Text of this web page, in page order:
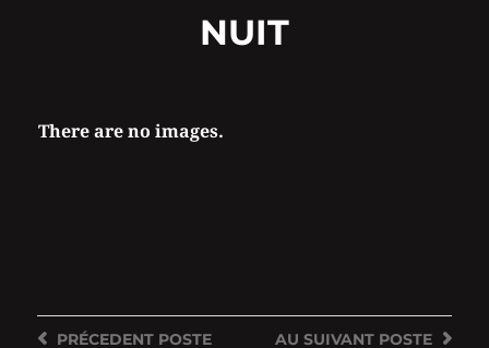
NUIT
There are no images.
AU SUIVANT POSTE
PRÉCEDENTPOSTE